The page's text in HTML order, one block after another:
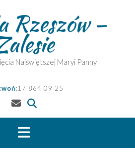
Rzeszów –
Najświętszej Maryi Panny
17 864 09 25